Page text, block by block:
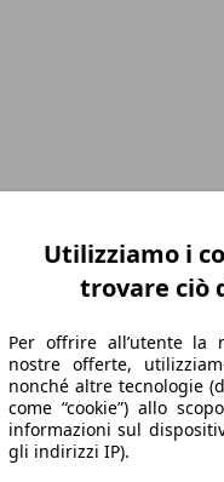
Utilizziamo i
trovare ciò
Per offrire all’utente la
nostre offerte,
nonché altre tecnologie
come “cookie”) allo
informazioni sul
gli indirizzi IP).